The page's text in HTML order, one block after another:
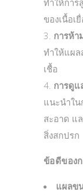
ทำให้การ
ของเนื้อเ
การห้า
ทำให้แผล
เชื้อ
การดูแ
แนะนำใ
สะอาด แ
สิ่งสกปรก
ข้อดีของ
แผลข